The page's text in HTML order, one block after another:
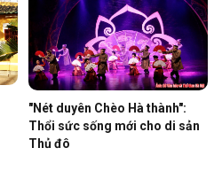
"Nét duyên Chèo Hà thành":
Thổi sức sống mới cho di sản
Thủ đô